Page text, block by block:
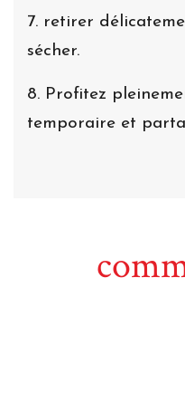
7. retirer
sécher.
8. Profitez
temporaire et